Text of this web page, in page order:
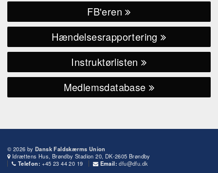
FB'eren
Hændelsesrapportering
Instruktørlisten
Medlemsdatabase
© 2026 by Dansk Faldskærms Union
Idrættens Hus, Brøndby Stadion 20, DK-2605 Brøndby
Telefon: +45 23 44 20 19 Email: dfu@dfu.dk